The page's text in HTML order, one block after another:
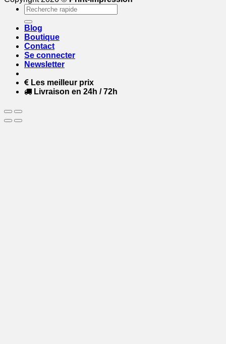
Recherche
pour :
Blog
Boutique
Contact
Se connecter
Newsletter
Les meilleur prix
Livraison en 24h / 72h